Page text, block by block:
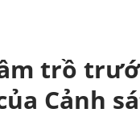
trồ
Cảnh